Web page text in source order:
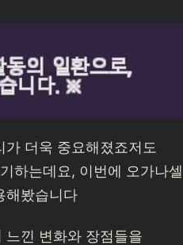
더욱 중요해졌죠저도
하는데요, 이번에 오가나셀
해봤습니다
느낀 변화와 장점들을